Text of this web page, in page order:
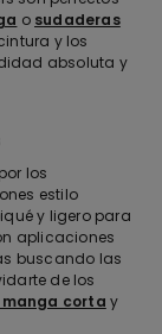
o sudaderas
y los
absoluta y
los
estilo
y ligero para
aplicaciones
buscando las
de los
corta y